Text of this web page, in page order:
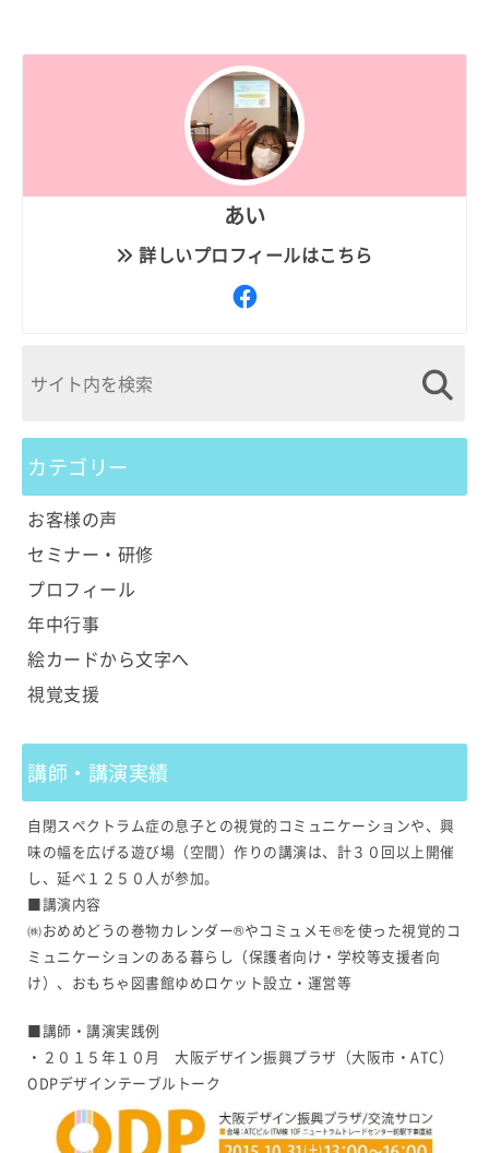
あい
詳しいプロフィールはこちら
カテゴリー
お客様の声
セミナー・研修
プロフィール
年中行事
絵カードから文字へ
視覚支援
講師・講演実績
自閉スペクトラム症の息子との視覚的コミュニケーションや、興
味の幅を広げる遊び場（空間）作りの講演は、計３０回以上開催
し、延べ１２５０人が参加。
■講演内容
㈱おめめどうの巻物カレンダー®やコミュメモ®を使った視覚的コ
ミュニケーションのある暮らし（保護者向け・学校等支援者向
け）、おもちゃ図書館ゆめロケット設立・運営等
■講師・講演実践例
・２０１５年１０月 大阪デザイン振興プラザ（大阪市・ATC）
ODPデザインテーブルトーク